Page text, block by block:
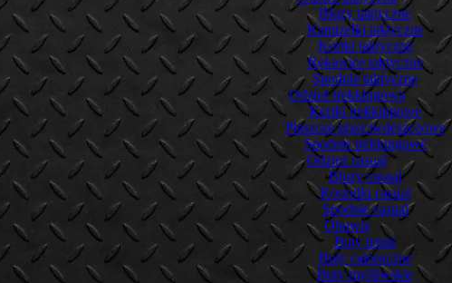
Bluzy taktyczne
Kamizelki taktyczne
Kurtki taktyczne
Rękawice taktyczne
Spodnie taktyczne
Odzież trekkingowa
Kurtki trekkingowe
Płaszcze przeciwdeszczowe
Spodnie trekkingowe
Odzież casual
Bluzy casual
Koszulki casual
Spodnie casual
Obuwie
Buty letnie
Buty całoroczne
Buty myśliwskie